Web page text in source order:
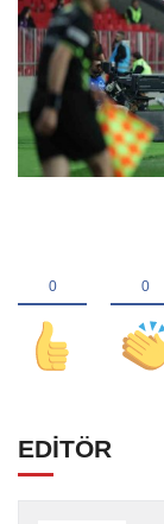
EDİTÖR